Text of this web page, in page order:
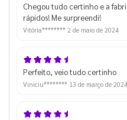
Chegou tudo certinho e a
rápidos! Me surpreendi!
Vitória******** 2 de maio de 2024
Perfeito, veio tudo certinho
Viniciu******** 13 de março de 2024